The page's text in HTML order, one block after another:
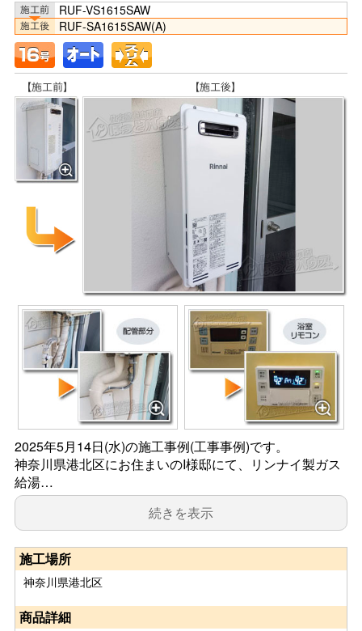
RUF-VS1615SAW
RUF-SA1615SAW(A)
2025年5月14日(水)の施工事例(工事事例)です。
神奈川県港北区にお住まいのI様邸にて、リンナイ製ガス
給湯…
続きを表示
施工場所
神奈川県港北区
商品詳細